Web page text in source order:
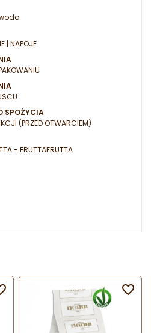
| NAPOJE
SPOŻYCIA
(PRZED OTWARCIEM)
- FRUTTAFRUTTA
